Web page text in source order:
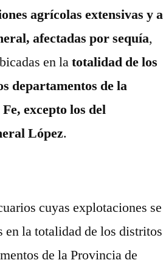
agrícolas extensivas y a
afectadas por sequía,
en latotalidad de los
departamentos de la
excepto los del
López.
cuyas explotaciones se
en la totalidad de los distritos
de la Provincia de